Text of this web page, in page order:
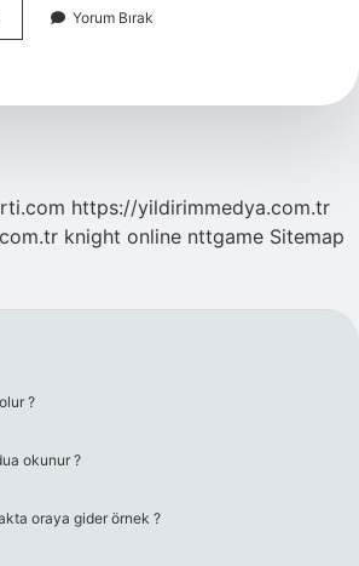
Sürtüşme
Yorum Bırak
https://yildirimmedya.com.tr
knight online nttgame Sitemap
?
okunur ?
oraya gider örnek ?